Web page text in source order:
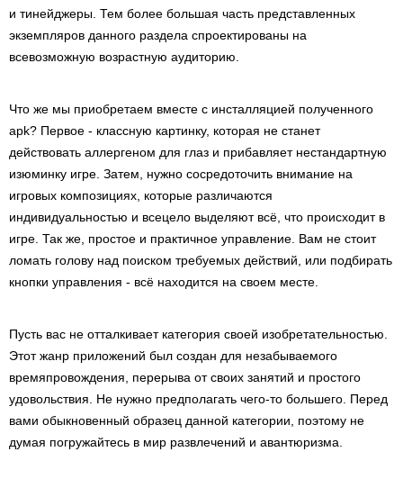
и тинейджеры. Тем более большая часть представленных
экземпляров данного раздела спроектированы на
всевозможную возрастную аудиторию.
Что же мы приобретаем вместе с инсталляцией полученного
apk? Первое - классную картинку, которая не станет
действовать аллергеном для глаз и прибавляет нестандартную
изюминку игре. Затем, нужно сосредоточить внимание на
игровых композициях, которые различаются
индивидуальностью и всецело выделяют всё, что происходит в
игре. Так же, простое и практичное управление. Вам не стоит
ломать голову над поиском требуемых действий, или подбирать
кнопки управления - всё находится на своем месте.
Пусть вас не отталкивает категория своей изобретательностью.
Этот жанр приложений был создан для незабываемого
времяпровождения, перерыва от своих занятий и простого
удовольствия. Не нужно предполагать чего-то большего. Перед
вами обыкновенный образец данной категории, поэтому не
думая погружайтесь в мир развлечений и авантюризма.